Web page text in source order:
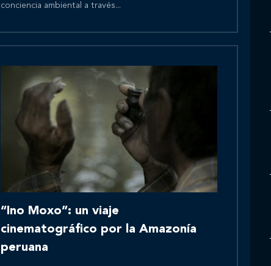
Nuestros clientes
Novedades
Contáctanos
conciencia ambiental a través...
“Ino Moxo”: un viaje
cinematográfico por la Amazonía
peruana